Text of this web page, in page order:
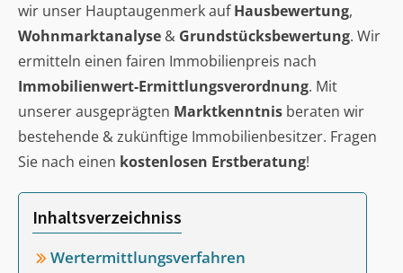
wir unser Hauptaugenmerk aufHausbewertung,
Wohnmarktanalyse & Grundstücksbewertung. Wir
ermitteln einen fairen Immobilienpreis nach
Immobilienwert-Ermittlungsverordnung. Mit
unserer ausgeprägten Marktkenntnis beraten wir
bestehende & zukünftige Immobilienbesitzer. Fragen
Sie nach einen kostenlosen Erstberatung!
Inhaltsverzeichniss
Wertermittlungsverfahren